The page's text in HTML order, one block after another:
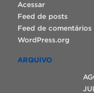
Acessar
Feed de posts
Feed de comentários
WordPress.org
ARQUIVO